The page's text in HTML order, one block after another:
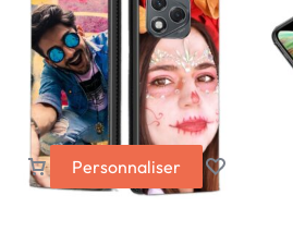
Personnaliser